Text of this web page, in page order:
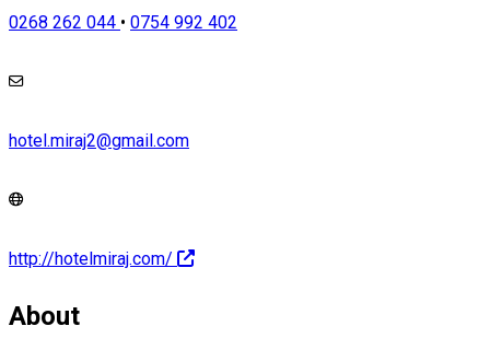
0268 262 044 • 0754 992 402
hotel.miraj2@gmail.com
http://hotelmiraj.com/
About